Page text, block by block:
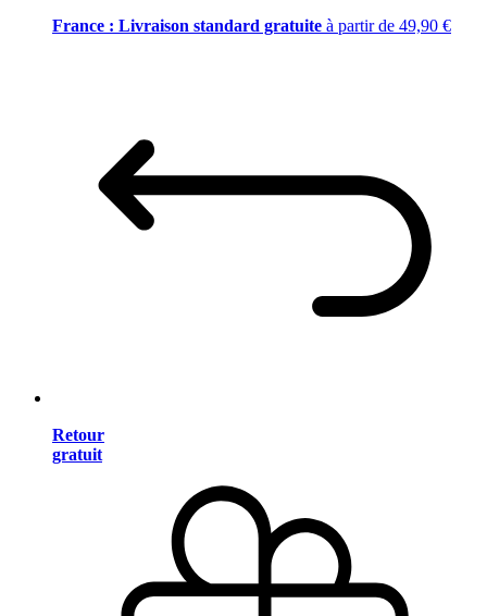
France : Livraison standard gratuite à partir de 49,90 €
Retour
gratuit